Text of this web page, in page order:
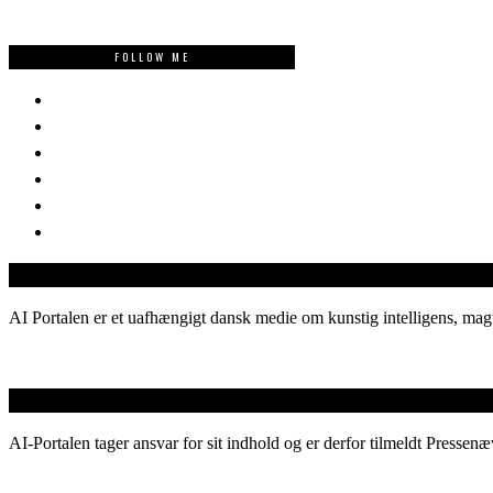
FOLLOW ME
AI Portalen er et uafhængigt dansk medie om kunstig intelligens,
AI-Portalen tager ansvar for sit indhold og er derfor tilmeldt